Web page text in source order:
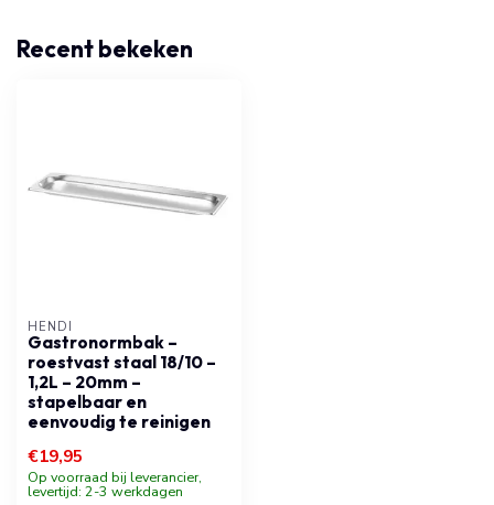
Recent bekeken
HENDI
Gastronormbak –
roestvast staal 18/10 –
1,2L – 20mm –
stapelbaar en
eenvoudig te reinigen
€19,95
Op voorraad bij leverancier,
levertijd: 2-3 werkdagen